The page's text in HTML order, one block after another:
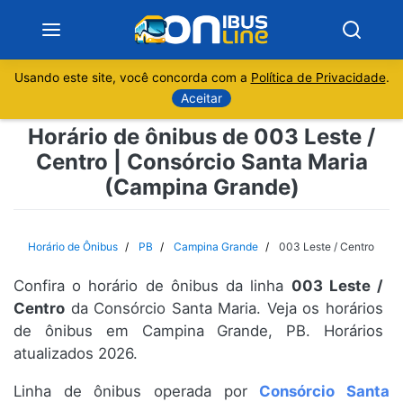
Sobre
Minas Gerais
Rio de Janeiro
Espírito Santo
Usando este site, você concorda com a Política de Privacidade.
Aceitar
Horário de ônibus de 003 Leste /
Centro | Consórcio Santa Maria
(Campina Grande)
Horário de Ônibus PB Campina Grande 003 Leste / Centro
Confira o horário de ônibus da linha 003 Leste /
Centro da Consórcio Santa Maria. Veja os horários
de ônibus em Campina Grande, PB. Horários
atualizados 2026.
Linha de ônibus operada por Consórcio Santa